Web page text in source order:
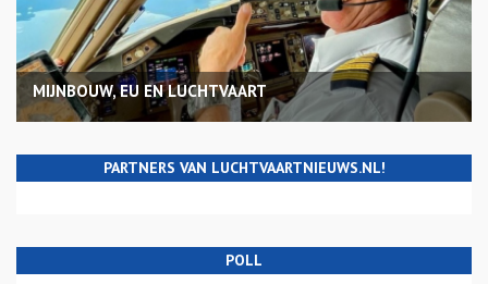
MIJNBOUW, EU EN LUCHTVAART
PARTNERS VAN LUCHTVAARTNIEUWS.NL!
POLL